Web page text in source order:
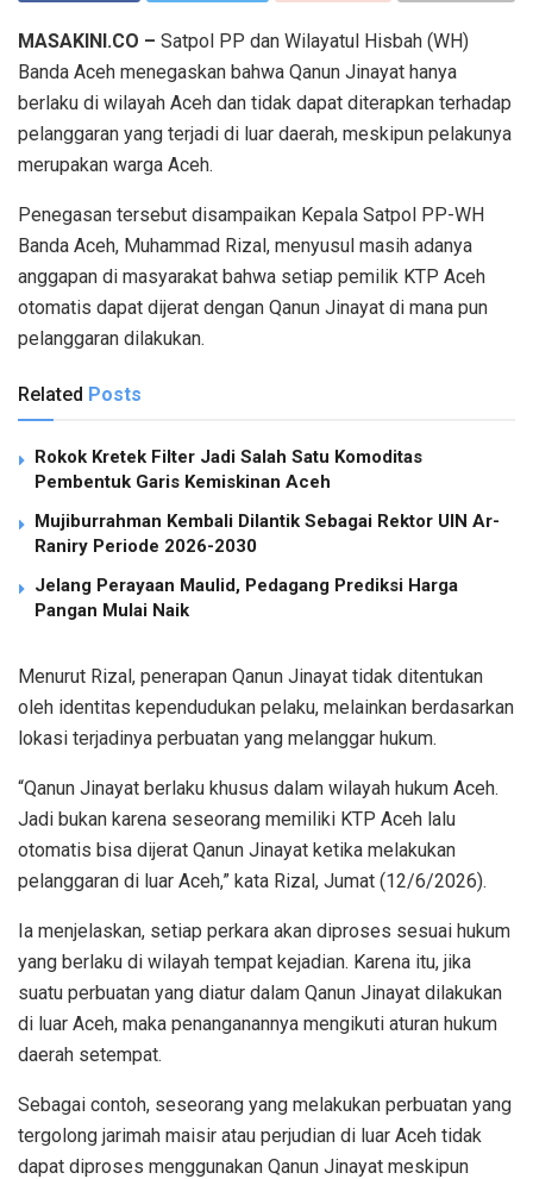
MASAKINI.CO – Satpol PP dan Wilayatul Hisbah (WH)
Banda Aceh menegaskan bahwa Qanun Jinayat hanya
berlaku di wilayah Aceh dan tidak dapat diterapkan terhadap
pelanggaran yang terjadi di luar daerah, meskipun pelakunya
merupakan warga Aceh.
Penegasan tersebut disampaikan Kepala Satpol PP-WH
Banda Aceh, Muhammad Rizal, menyusul masih adanya
anggapan di masyarakat bahwa setiap pemilik KTP Aceh
otomatis dapat dijerat dengan Qanun Jinayat di mana pun
pelanggaran dilakukan.
Related Posts
Rokok Kretek Filter Jadi Salah Satu Komoditas
Pembentuk Garis Kemiskinan Aceh
Mujiburrahman Kembali Dilantik Sebagai Rektor UIN Ar-
Raniry Periode 2026-2030
Jelang Perayaan Maulid, Pedagang Prediksi Harga
Pangan Mulai Naik
Menurut Rizal, penerapan Qanun Jinayat tidak ditentukan
oleh identitas kependudukan pelaku, melainkan berdasarkan
lokasi terjadinya perbuatan yang melanggar hukum.
“Qanun Jinayat berlaku khusus dalam wilayah hukum Aceh.
Jadi bukan karena seseorang memiliki KTP Aceh lalu
otomatis bisa dijerat Qanun Jinayat ketika melakukan
pelanggaran di luar Aceh,” kata Rizal, Jumat (12/6/2026).
Ia menjelaskan, setiap perkara akan diproses sesuai hukum
yang berlaku di wilayah tempat kejadian. Karena itu, jika
suatu perbuatan yang diatur dalam Qanun Jinayat dilakukan
di luar Aceh, maka penanganannya mengikuti aturan hukum
daerah setempat.
Sebagai contoh, seseorang yang melakukan perbuatan yang
tergolong jarimah maisir atau perjudian di luar Aceh tidak
dapat diproses menggunakan Qanun Jinayat meskipun